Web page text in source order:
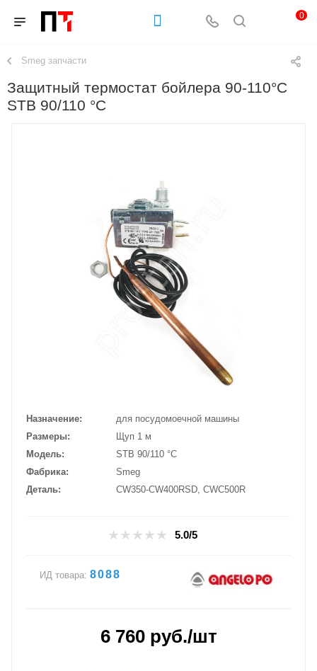
0
Smeg запчасти
Защитный термостат бойлера 90-110°C
STB 90/110 °C
Назначение
для посудомоечной машины
Размеры
Щуп 1 м
Модель
STB 90/110 °C
Фабрика
Smeg
Деталь
CW350-CW400RSD, CWC500R
5.0/5
ИД товара: 8088
6 760руб./шт